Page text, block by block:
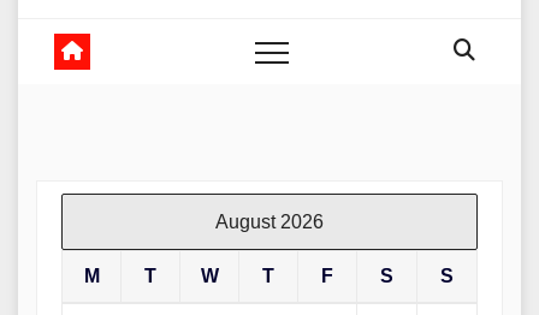
August 2026
M T W T F S S